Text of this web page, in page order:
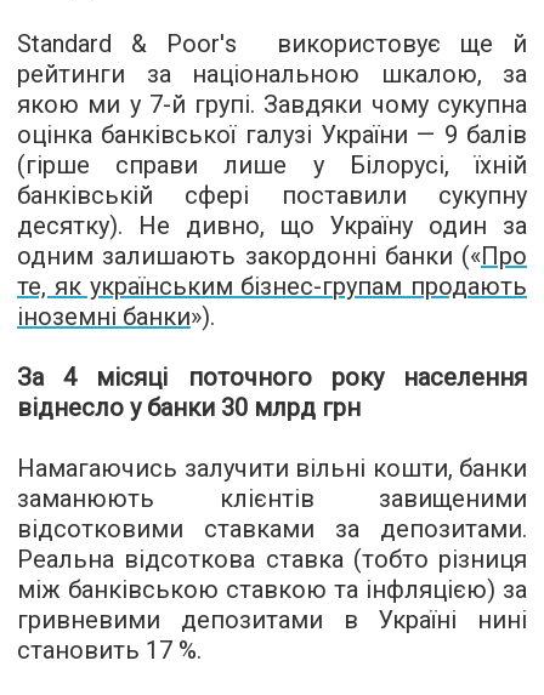
Standard & Poor's
використовує ще й
рейтинги за національною шкалою, за
якою ми у 7-й групі. Завдяки чому сукупна
оцінка банківської галузі України — 9 балів
(гірше справи лише у Білорусі, їхній
банківській сфері поставили сукупну
десятку). Не дивно, що Україну один за
одним залишають закордонні банки («Про
те, як українським бізнес-групам продають
іноземні банки»).
За 4 місяці поточного року населення
віднесло у банки 30 млрд грн
Намагаючись залучити вільні кошти, банки
заманюють клієнтів завищеними
відсотковими ставками за депозитами.
Реальна відсоткова ставка (тобто різниця
між банківською ставкою та інфляцією) за
гривневими депозитами в Україні нині
становить 17 %.